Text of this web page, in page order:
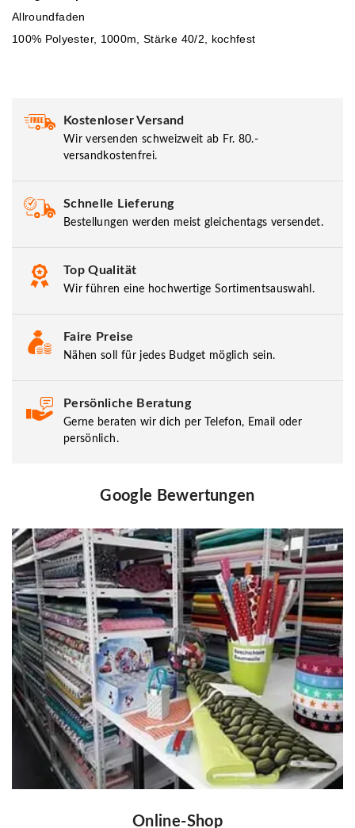
Allroundfaden
100% Polyester, 1000m, Stärke 40/2, kochfest
Kostenloser Versand
Wir versenden schweizweit ab Fr. 80.-
versandkostenfrei.
Schnelle Lieferung
Bestellungen werden meist gleichentags versendet.
Top Qualität
Wir führen eine hochwertige Sortimentsauswahl.
Faire Preise
Nähen soll für jedes Budget möglich sein.
Persönliche Beratung
Gerne beraten wir dich per Telefon, Email oder
persönlich.
Google Bewertungen
Online-Shop